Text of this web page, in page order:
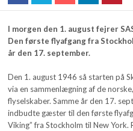
I morgen den 1. august fejrer
Den første flyafgang fra
år den 17. september.
Den 1. august 1946 så starten på
via en sammenlægning af de
flyselskaber. Samme år den 17.
indbudte gæster til den første
Viking” fra Stockholm til New York.